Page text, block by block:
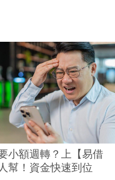
小額週轉？上【易借
幫！資金快速到位